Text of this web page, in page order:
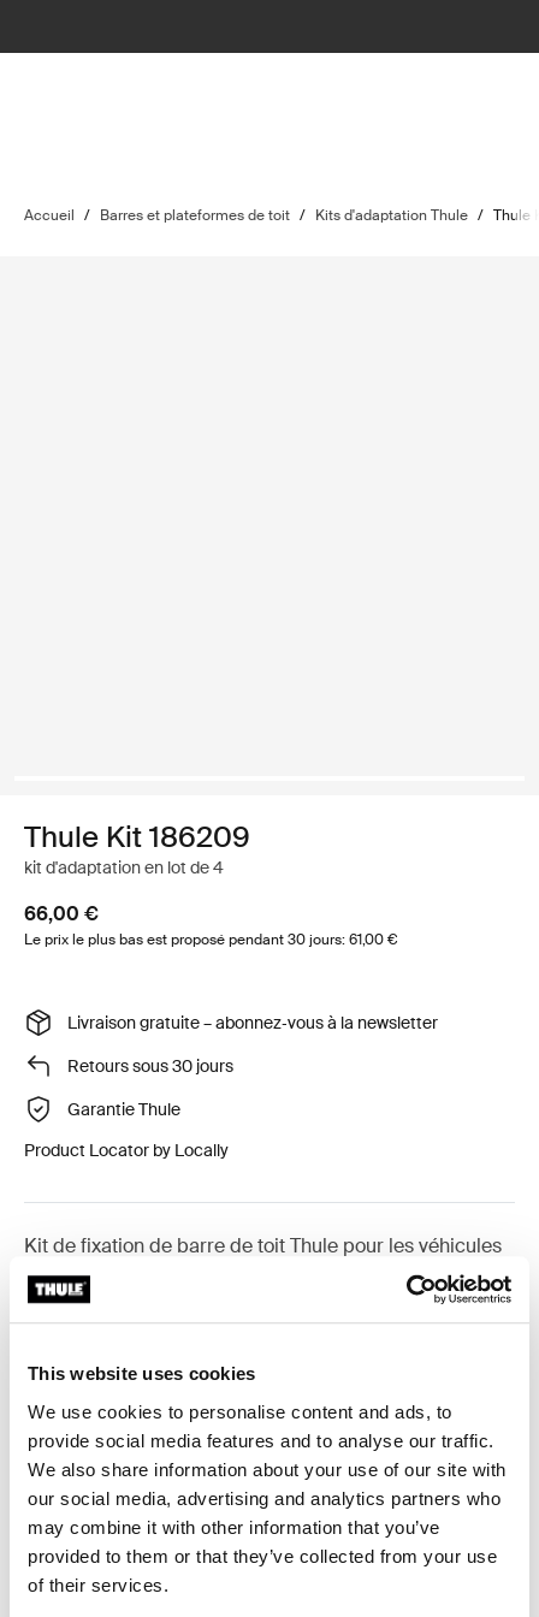
This website uses cookies
We use cookies to personalise content and ads, to
provide social media features and to analyse our traffic.
We also share information about your use of our site with
our social media, advertising and analytics partners who
may combine it with other information that you’ve
provided to them or that they’ve collected from your use
of their services.
Accueil / Barres et plateformes de toit / Kits d'adaptation Thule / Thule
Thule Kit 186209
kit d'adaptation en lot de 4
66,00 €
Le prix le plus bas est proposé pendant 30 jours: 61,00 €
Livraison gratuite – abonnez‑vous à la newsletter
Retours sous 30 jours
Garantie Thule
Product Locator by Locally
Kit de fixation de barre de toit Thule pour les véhicules
équipés de barres longitudinales.
Toggle features
Toutes les caractéristiques
Toggle techspec
Caractéristiques techniques
Toggle guides and instructions
Instructions